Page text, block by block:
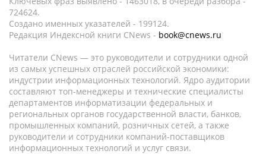
724624.
Создано именных указателей - 199124.
Редакция Индексной книги CNews - book@cnews.ru
Читатели CNews — это руководители и сотрудники одной
из самых успешных отраслей российской экономики:
индустрии информационных технологий. Ядро аудитории
составляют топ-менеджеры и технические специалисты
департаментов информатизации федеральных и
региональных органов государственной власти, банков,
промышленных компаний, розничных сетей, а также
руководители и сотрудники компаний-поставщиков
информационных технологий и услуг связи.